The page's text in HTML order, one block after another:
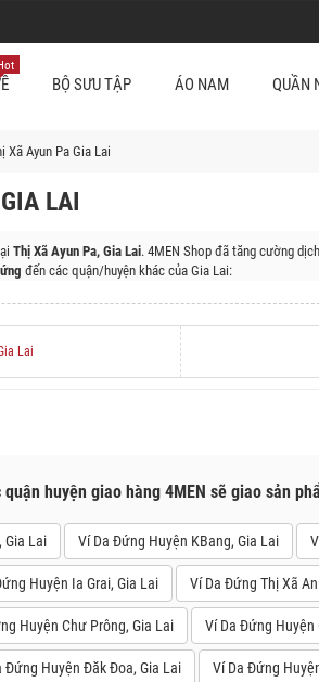
BỘ SƯU TẬP ÁO NAM QUẦN
Xã Ayun Pa Gia Lai
LAI
Thị Xã Ayun Pa, Gia Lai. 4MEN Shop đã tăng cường
đến các quận/huyện khác của Gia Lai:
Lai
quận huyện giao hàng 4MEN sẽ giao sản
Gia Lai Ví Da Đứng Huyện KBang, Gia Lai
Huyện Ia Grai, Gia Lai Ví Da Đứng Thị Xã
Huyện Chư Prông, Gia Lai Ví Da Đứng Huyện
Đứng Huyện Đăk Đoa, Gia Lai Ví Da Đứng